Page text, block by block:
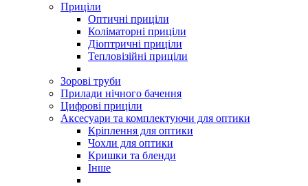
Приціли
Оптичні приціли
Коліматорні приціли
Діоптричні приціли
Тепловізійні приціли
Зорові труби
Прилади нічного бачення
Цифрові приціли
Аксесуари та комплектуючи для оптики
Кріплення для оптики
Чохли для оптики
Кришки та бленди
Інше